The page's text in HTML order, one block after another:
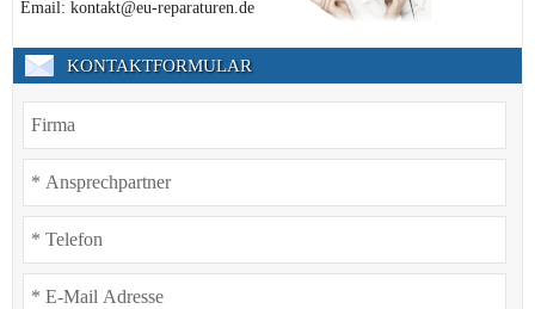
Email: kontakt@eu-reparaturen.de
KONTAKTFORMULAR